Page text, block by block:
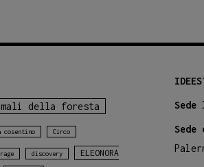
della foresta
cosentino Circo
discovery ELEONORA